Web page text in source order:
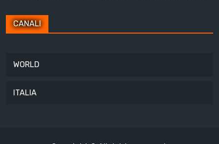
CANALI
WORLD
ITALIA